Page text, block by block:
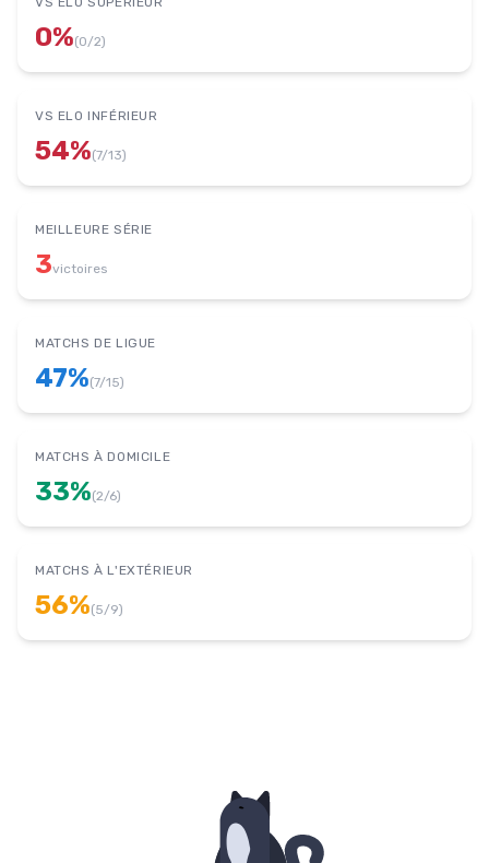
0%(0/2)
VS ELO INFÉRIEUR
54%(7/13)
MEILLEURE SÉRIE
3victoires
MATCHS DE LIGUE
47%(7/15)
MATCHS À DOMICILE
33%(2/6)
MATCHS À L'EXTÉRIEUR
56%(5/9)